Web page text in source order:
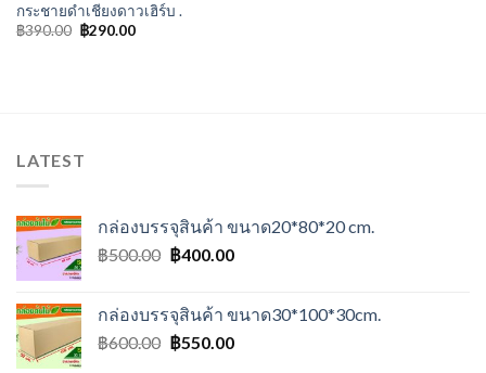
กระชายดำเชียงดาวเฮิร์บ .
฿390.00 Original
price
฿290.00Current
LATEST
กล่องบรรจุสินค้า ขนาด20*80*20 cm.
฿500.00 Original
฿500.00.
฿400.00Current
฿400.00.
กล่องบรรจุสินค้า ขนาด30*100*30cm.
฿600.00 Original
฿550.00Current